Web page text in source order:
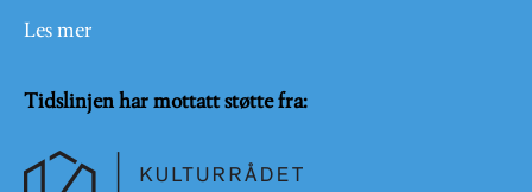
Les mer
Tidslinjen har mottatt støtte fra: